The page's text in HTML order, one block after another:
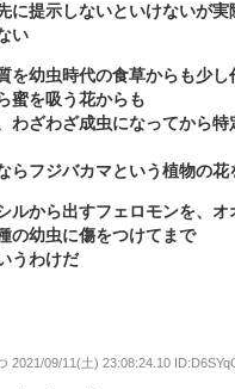
に提示しないといけないが
い
を幼虫時代の食草からも少
蜜を吸う花からも
わざわざ成虫になってから
らフジバカマという植物の
ルから出すフェロモンを、
の幼虫に傷をつけてまで
うわけだ
2021/09/11(土) 23:08:24.10